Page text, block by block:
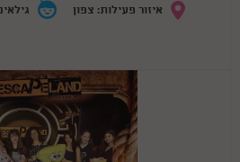
איזור פעילות: צפון גילאים: 4-6, 7-9, 10-